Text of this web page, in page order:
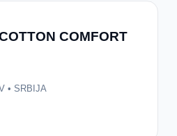
COMFORT
• SRBIJA